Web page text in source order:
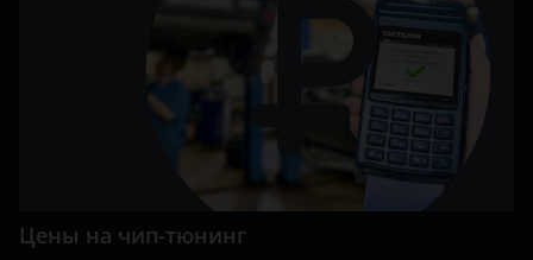
Цены на чип-тюнинг